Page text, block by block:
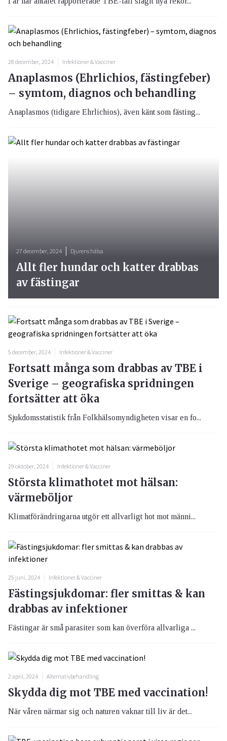
28 december, 2024 Infektioner & Vacciner
Anaplasmos (Ehrlichios, fästingfeber)
– symtom, diagnos och behandling
Anaplasmos (tidigare Ehrlichios), även känt som fästing...
27 december, 2024 Djurens hälsa
Allt fler hundar och katter drabbas
av fästingar
5 december, 2024 Infektioner & Vacciner
Fortsatt många som drabbas av TBE i
Sverige – geografiska spridningen
fortsätter att öka
Sjukdomsstatistik från Folkhälsomyndigheten visar en fo...
29 oktober, 2024 Infektioner & Vacciner
Största klimathotet mot hälsan:
värmeböljor
Klimatförändringarna utgör ett allvarligt hot mot männi...
25 juni, 2024 Infektioner & Vacciner
Fästingsjukdomar: fler smittas & kan
drabbas av infektioner
Fästingar är små parasiter som kan överföra allvarliga ...
2 april, 2024 Alternativbehandling
Skydda dig mot TBE med vaccination!
När våren närmar sig och naturen vaknar till liv är det...